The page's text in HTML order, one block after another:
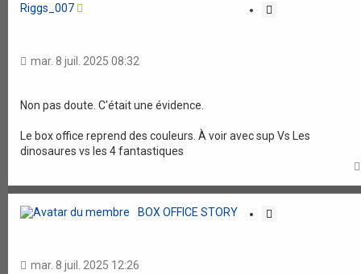
Riggs_007
mar. 8 juil. 2025 08:32
Non pas doute. C'était une évidence.
Le box office reprend des couleurs. À voir avec sup Vs Les
dinosaures vs les 4 fantastiques
BOX OFFICE STORY
mar. 8 juil. 2025 12:26